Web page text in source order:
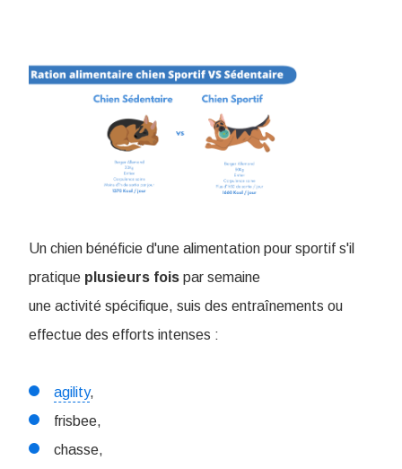
Un chien bénéficie d'une alimentation pour sportif s'il
pratique plusieurs fois par semaine
une activité spécifique, suis des entraînements ou
effectue des efforts intenses :
agility,
frisbee,
chasse,